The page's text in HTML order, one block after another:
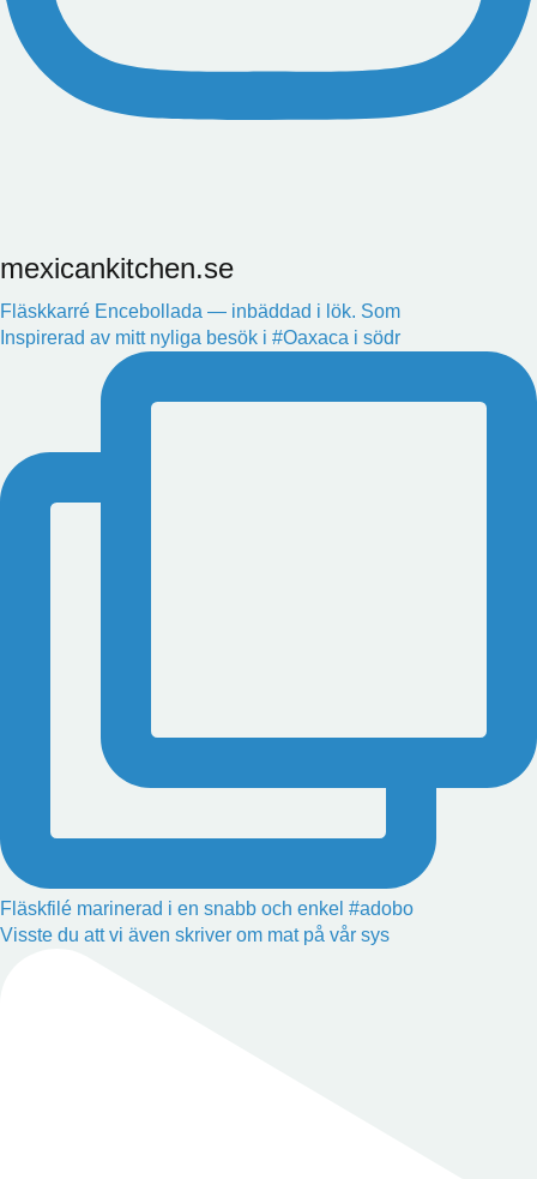
mexicankitchen.se
Fläskkarré Encebollada — inbäddad i lök. Som
Inspirerad av mitt nyliga besök i #Oaxaca i södr
Fläskfilé marinerad i en snabb och enkel #adobo
Visste du att vi även skriver om mat på vår sys